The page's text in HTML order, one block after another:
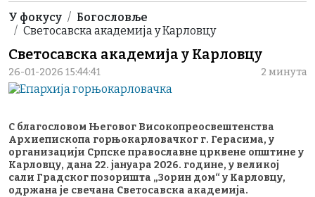
Breadcrumb
У фокусу
Богословље
Светосавска академија у Карловцу
Светосавска академија у Карловцу
26-01-2026 15:44:41 2 минута
С благословом Његовог Високопреосвештенства
Архиепископа горњокарловачког г. Герасима, у
организацији Српске православне црквене општине у
Карловцу, дана 22. јануара 2026. године, у великој
сали Градског позоришта „Зорин дом“ у Карловцу,
одржана је свечана Светосавска академија.